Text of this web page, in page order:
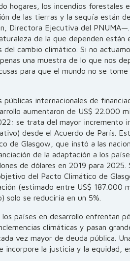
hogares, los incendios forestales
de las tierras y la sequía están
Directora Ejecutiva del
de la que dependen están
del cambio climático. Si no
una muestra de lo que nos
para que el mundo no se tome
públicas internacionales de
aumentaron de US$ 22.000
se trata del mayor incremento
desde el Acuerdo de París.
de Glasgow, que instó a las
de la adaptación a los
de dólares en 2019 para
del Pacto Climático de
(estimado entre US$ 187.000
solo se reduciría en un 5%.
los países en desarrollo enfrentan
climáticas y pasan
vez mayor de deuda pública.
incorpore la justicia y la equidad,